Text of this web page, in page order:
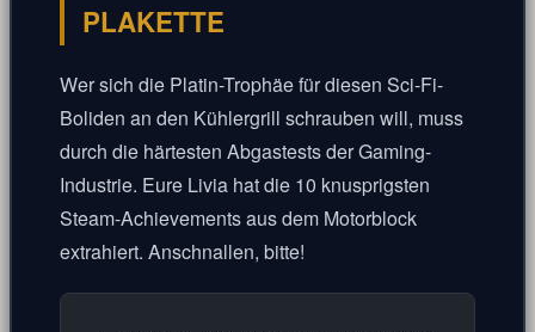
PLAKETTE
Wer sich die Platin-Trophäe für diesen Sci-Fi-
Boliden an den Kühlergrill schrauben will, muss
durch die härtesten Abgastests der Gaming-
Industrie. Eure Livia hat die 10 knusprigsten
Steam-Achievements aus dem Motorblock
extrahiert. Anschnallen, bitte!